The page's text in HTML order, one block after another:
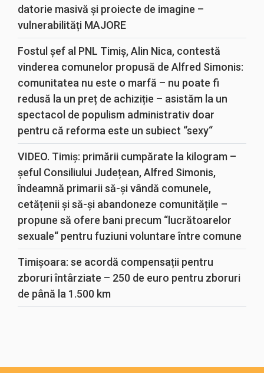
datorie masivă și proiecte de imagine –
vulnerabilități MAJORE
Fostul șef al PNL Timiș, Alin Nica, contestă
vinderea comunelor propusă de Alfred Simonis:
comunitatea nu este o marfă – nu poate fi
redusă la un preț de achiziție – asistăm la un
spectacol de populism administrativ doar
pentru că reforma este un subiect “sexy“
VIDEO. Timiș: primării cumpărate la kilogram –
șeful Consiliului Județean, Alfred Simonis,
îndeamnă primarii să-și vândă comunele,
cetățenii și să-și abandoneze comunitățile –
propune să ofere bani precum “lucrătoarelor
sexuale“ pentru fuziuni voluntare între comune
Timișoara: se acordă compensații pentru
zboruri întârziate – 250 de euro pentru zboruri
de până la 1.500 km